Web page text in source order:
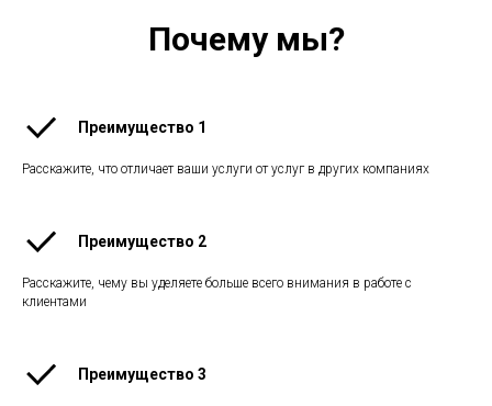
Почему мы?
Преимущество 1
Расскажите, что отличает ваши услуги от услуг в других компаниях
Преимущество 2
Расскажите, чему вы уделяете больше всего внимания в работе с
клиентами
Преимущество 3